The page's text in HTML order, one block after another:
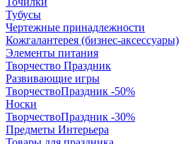
Тубусы
Чертежные принадлежности
Кожгалантерея (бизнес-аксессуары)
Элементы питания
Творчество Праздник
Развивающие игры
ТворчествоПраздник -50%
Носки
ТворчествоПраздник -30%
Предметы Интерьера